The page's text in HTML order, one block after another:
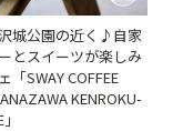
城公園の近く♪自家
とスイーツが楽しみ
「SWAY COFFEE
KENROKU-